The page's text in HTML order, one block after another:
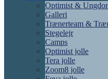
Optimist &
Galleri
Trænerteam &
Stegelejr
Camps
Optimist jolle
Tera jolle
Zoom8 jolle